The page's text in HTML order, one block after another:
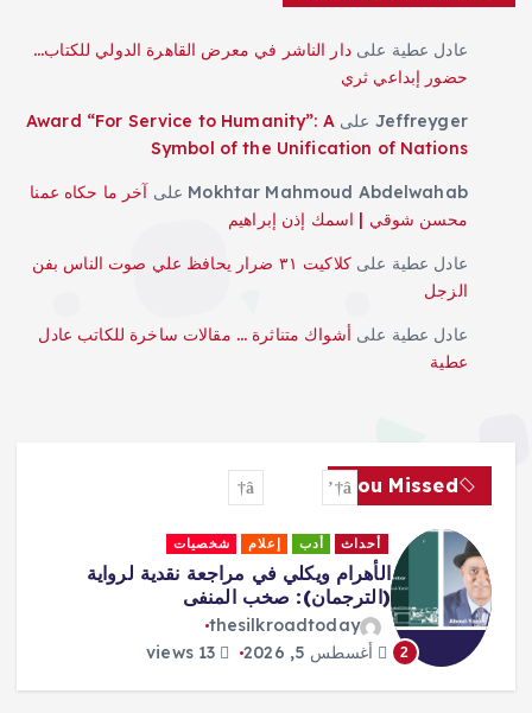
عادل عطية علىدار الناشر في معرض القاهرة الدولي للكتاب…
حضور إبداعي ثري
Jeffreyger علىAward “For Service to Humanity”: A
Symbol of the Unification of Nations
Mokhtar Mahmoud Abdelwahab على آخر ما حكاه عمنا
محسن شوقي | اسمك إذن إبراهيم
عادل عطية على
كلاكيت ٣١ ضرار يحافظ علي صوت الناس بفن
الزجل
عادل عطية على أشواك متناثرة … مقالات ساخرة للكاتب عادل
عطية
You Missed
2
أحداث أدب إعلام شخصيات
الأهرام ويكلي في مراجعة نقدية لرواية
(الترجمان): صخب المنفى
thesilkroadtoday
أغسطس 5, 2026